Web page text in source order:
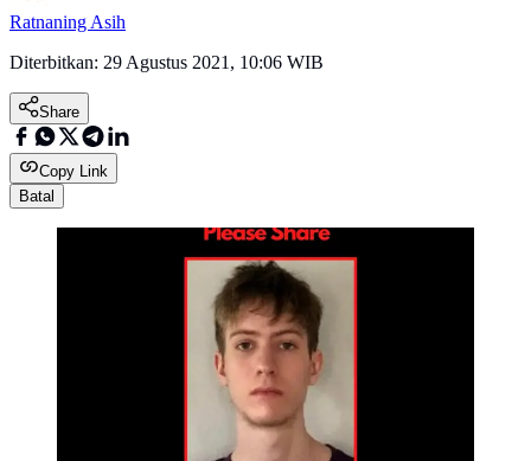
Ratnaning Asih
Diterbitkan: 29 Agustus 2021, 10:06 WIB
Share
Copy Link
Batal